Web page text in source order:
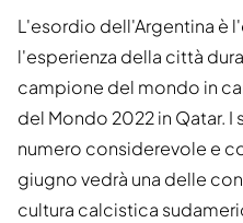
L'esordio dell'Argentina è
l'esperienza della città
campione del mondo in
del Mondo 2022 in Qatar.
numero considerevole e
giugno vedrà una delle
cultura calcistica